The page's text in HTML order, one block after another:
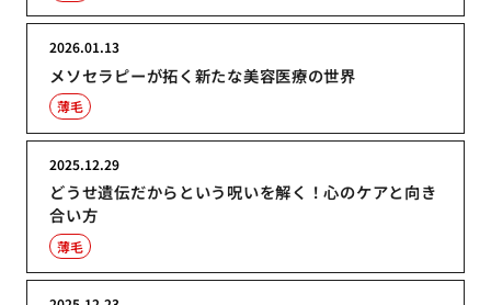
メソセラピーが拓く新たな美容医療の世界
2026.01.13
薄毛
どうせ遺伝だからという呪いを解く！心のケアと向き
合い方
2025.12.29
薄毛